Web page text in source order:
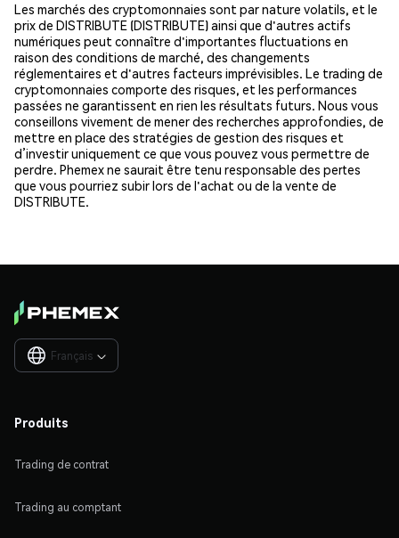
Les marchés des cryptomonnaies sont par nature volatils, et le
prix de DISTRIBUTE (DISTRIBUTE) ainsi que d'autres actifs
numériques peut connaître d'importantes fluctuations en
raison des conditions de marché, des changements
réglementaires et d'autres facteurs imprévisibles. Le trading de
cryptomonnaies comporte des risques, et les performances
passées ne garantissent en rien les résultats futurs. Nous vous
conseillons vivement de mener des recherches approfondies, de
mettre en place des stratégies de gestion des risques et
d’investir uniquement ce que vous pouvez vous permettre de
perdre. Phemex ne saurait être tenu responsable des pertes
que vous pourriez subir lors de l'achat ou de la vente de
DISTRIBUTE.
Français 
Produits
Trading de contrat
Trading au comptant